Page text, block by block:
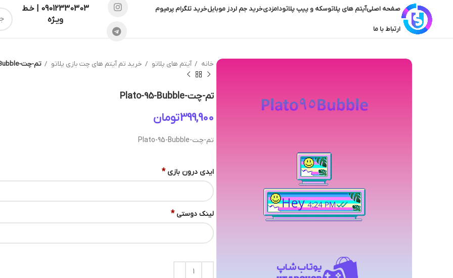
صفحه اصلیآیتم های پلاتوسکه و پیپ پلاتودامزدیخرید جم لردز موبایلخرید تلگرام پرمیوم
ارتباط با ما
09012330303 | خـط
ویـژه
خانه آیتم های پلاتو خرید تم آیتم های چت بازی پلاتو تم-چت-Plato-95-Bubble
تم-چت-Plato-95-Bubble
تومان
تم-چت-Plato-95-Bubble
ایدی درون بازی *
لینک دوستی *